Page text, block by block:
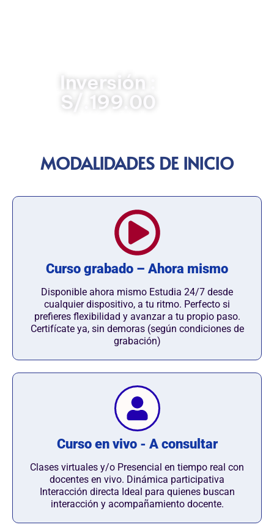
Inversión :
S/.199.00
MODALIDADES DE INICIO
Curso grabado – Ahora mismo
Disponible ahora mismo Estudia 24/7 desde
cualquier dispositivo, a tu ritmo. Perfecto si
prefieres flexibilidad y avanzar a tu propio paso.
Certifícate ya, sin demoras (según condiciones de
grabación)
Curso en vivo - A consultar
Clases virtuales y/o Presencial en tiempo real con
docentes en vivo. Dinámica participativa
Interacción directa Ideal para quienes buscan
interacción y acompañamiento docente.